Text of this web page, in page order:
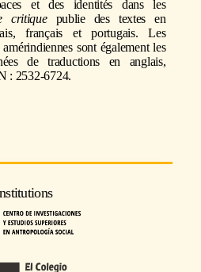
et des identités dans les
critiquepublie des textes en
français et portugais. Les
sont également les
de traductions en anglais,
: 2532-6724.